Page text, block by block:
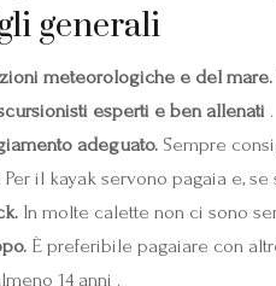
generali
meteorologiche e del mare.
esperti e ben allenati .
adeguato. Sempre
il kayak servono pagaia e,
In molte calette non ci sono
È preferibile pagaiare con
14 anni .